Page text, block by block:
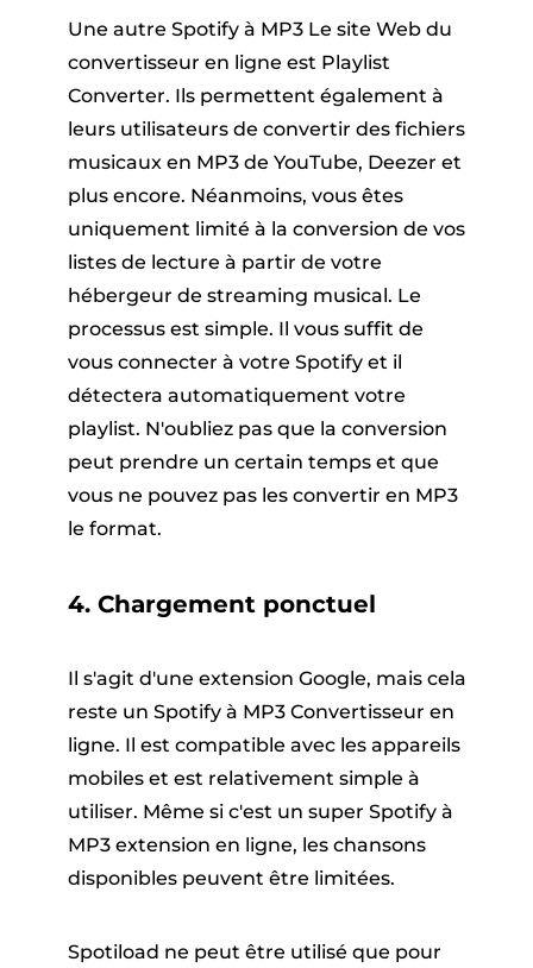
Une autre Spotify à MP3 Le site Web du
convertisseur en ligne est Playlist
Converter. Ils permettent également à
leurs utilisateurs de convertir des fichiers
musicaux en MP3 de YouTube, Deezer et
plus encore. Néanmoins, vous êtes
uniquement limité à la conversion de vos
listes de lecture à partir de votre
hébergeur de streaming musical. Le
processus est simple. Il vous suffit de
vous connecter à votre Spotify et il
détectera automatiquement votre
playlist. N'oubliez pas que la conversion
peut prendre un certain temps et que
vous ne pouvez pas les convertir en MP3
le format.
4. Chargement ponctuel
Il s'agit d'une extension Google, mais cela
reste un Spotify à MP3 Convertisseur en
ligne. Il est compatible avec les appareils
mobiles et est relativement simple à
utiliser. Même si c'est un super Spotify à
MP3 extension en ligne, les chansons
disponibles peuvent être limitées.
Spotiload ne peut être utilisé que pour